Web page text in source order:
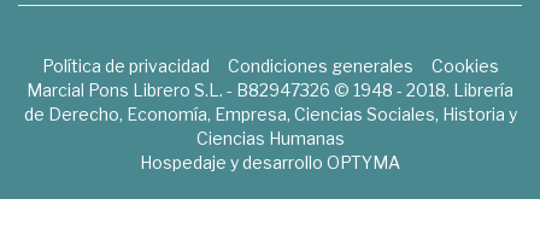
Política de privacidad Condiciones generales
Cookies
Marcial Pons Librero S.L. - B82947326 © 1948 - 2018. Librería
de Derecho, Economía, Empresa, Ciencias Sociales, Historia y
Ciencias Humanas
Hospedaje y desarrollo OPTYMA